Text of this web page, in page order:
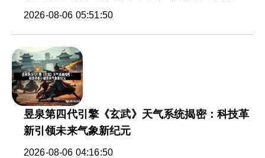
2026-08-06 05:51:50
昱泉第四代引擎《玄武》天气系统揭密：科技革
新引领未来气象新纪元
2026-08-06 04:16:50